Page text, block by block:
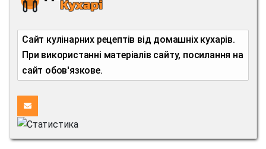
Сайт кулінарних рецептів від домашніх кухарів.
При використанні матеріалів сайту, посилання на
сайт обов'язкове.